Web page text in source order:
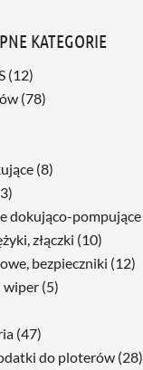
KATEGORIE
(12)
(78)
(8)
dokująco-pompujące
złączki (10)
bezpieczniki (12)
wiper (5)
(47)
do ploterów (28)